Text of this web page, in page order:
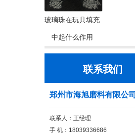
玻璃珠在玩具填充
中起什么作用
联系我们
郑州市海旭磨料有限公司
联系人：王经理
手 机：18039336686